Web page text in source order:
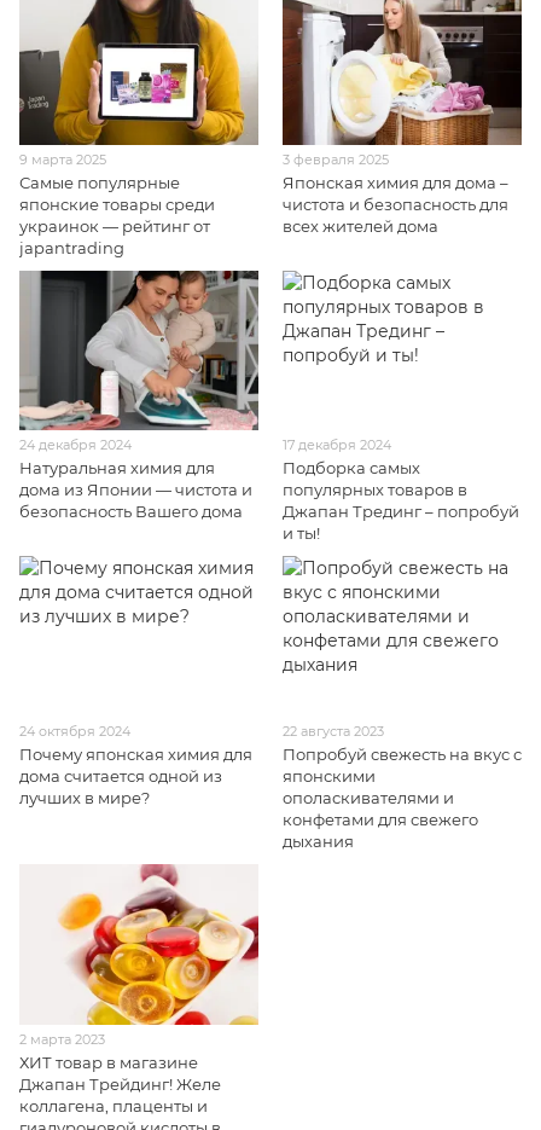
9 марта 2025
Самые популярные
японские товары среди
украинок — рейтинг от
japantrading
3 февраля 2025
Японская химия для дома –
чистота и безопасность для
всех жителей дома
24 декабря 2024
Натуральная химия для
дома из Японии — чистота и
безопасность Вашего дома
17 декабря 2024
Подборка самых
популярных товаров в
Джапан Трединг – попробуй
и ты!
24 октября 2024
Почему японская химия для
дома считается одной из
лучших в мире?
22 августа 2023
Попробуй свежесть на вкус с
японскими
ополаскивателями и
конфетами для свежего
дыхания
2 марта 2023
ХИТ товар в магазине
Джапан Трейдинг! Желе
коллагена, плаценты и